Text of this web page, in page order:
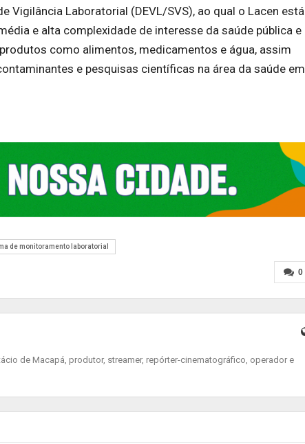
Vigilância Laboratorial (DEVL/SVS), ao qual o Lacen está
e alta complexidade de interesse da saúde pública e
como alimentos, medicamentos e água, assim
e pesquisas científicas na área da saúde em
de monitoramento laboratorial
0
de Macapá, produtor, streamer, repórter-cinematográfico, operador e